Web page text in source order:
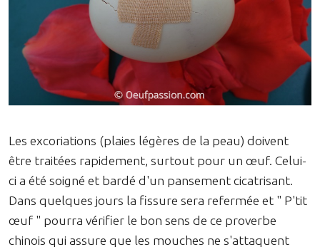
Les excoriations (plaies légères de la peau) doivent
être traitées rapidement, surtout pour un œuf. Celui-
ci a été soigné et bardé d'un pansement cicatrisant.
Dans quelques jours la fissure sera refermée et " P'tit
œuf " pourra vérifier le bon sens de ce proverbe
chinois qui assure que les mouches ne s'attaquent